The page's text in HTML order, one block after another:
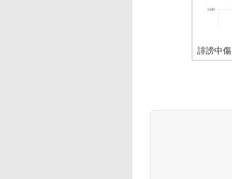
誹謗中